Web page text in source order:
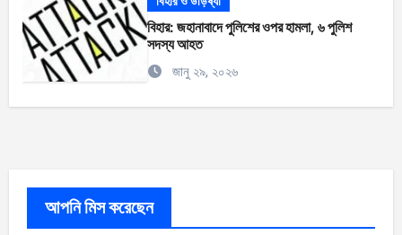
বিহার: জহানাবাদে পুলিশের ওপর হামলা, ৬ পুলিশ
সদস্য আহত
জানু ২৯, ২০২৬
আপনি মিস করেছেন